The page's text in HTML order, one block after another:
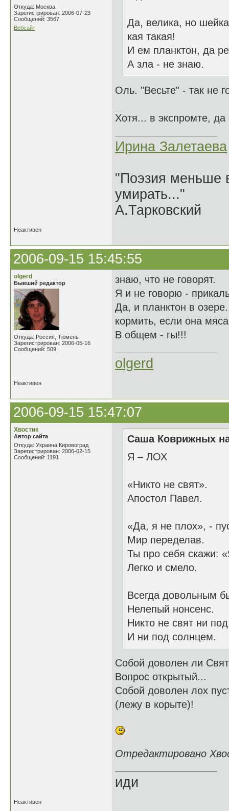
Откуда: Москва
Зарегистрирован: 2006-07-23
Сообщений: 3567
Вебсайт
Да, велика, но
кая такая!
И ем планктон, да
А зла - не знаю.
Оль. "Весьте" - так не
Хотя... в экспромте,
Ирина Залетаева
"Поэзия меньше
умирать..."
А.Тарковский
Неактивен
2006-09-15 15:45:55
olgerd
Бывший редактор
Откуда: Россия, Тюмень
Зарегистрирован: 2006-05-16
Сообщений: 509
знаю, что не говорят.
Я и не говорю -
Да, и планктон в
кормить, если она
В общем - гы!!!
olgerd
Неактивен
2006-09-15 15:47:07
Хвостик
Автор сайта
Откуда: Украина Кировоград
Зарегистрирован: 2006-02-15
Сообщений: 1191
Саша Коврижных
Я – ЛОХ
«Никто не свят».
Апостол Павел.
«Да, я не плох», -
Мир переделав.
Ты про себя скажи:
Легко и смело.
Всегда довольным
Нелепый нонсенс.
Никто не свят ни
И ни под солнцем.
Собой доволен ли
Вопрос открытый...
Собой доволен лох
(лежу в корыте)!
Отредактировано
иди
Неактивен